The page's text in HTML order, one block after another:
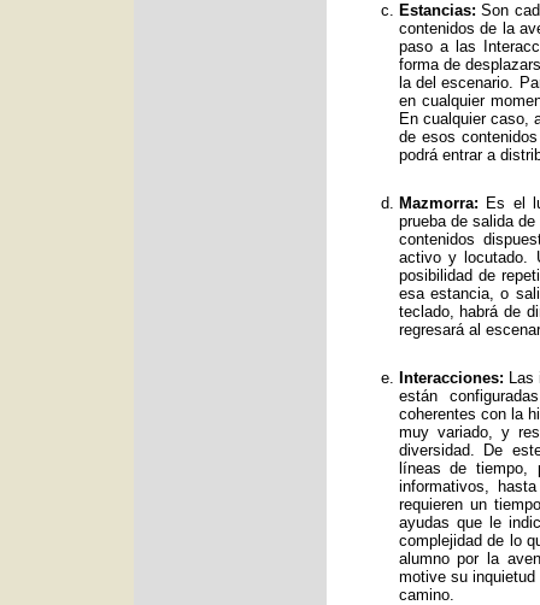
Estancias: Son
contenidos de la
paso a las
forma de
la del escenario.
en cualquier
En cualquier caso,
de esos
podrá entrar a
Mazmorra: Es el
prueba de salida
contenidos
activo y locutado.
posibilidad de
esa estancia, o
teclado, habrá de
regresará al
Interacciones: Las
están
coherentes con la
muy variado, y
diversidad. De
líneas de tiempo,
informativos,
requieren un
ayudas que le
complejidad de lo
alumno por la
motive su
camino.